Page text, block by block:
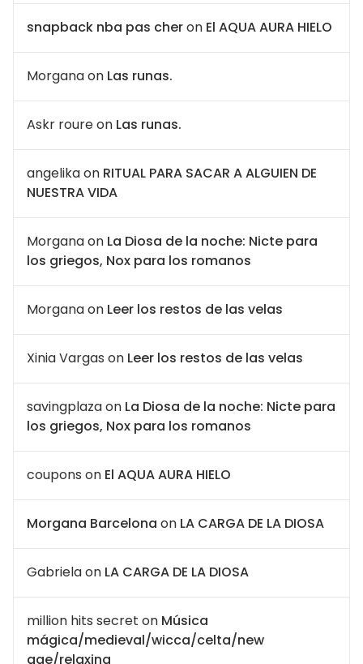
snapback nba pas cheron El AQUA AURA HIELO
Morganaon Las runas.
Askr roureon Las runas.
angelikaon RITUAL PARA SACAR A ALGUIEN DE
NUESTRA VIDA
Morganaon La Diosa de la noche: Nicte para
los griegos, Nox para los romanos
Morganaon Leer los restos de las velas
Xinia Vargas on Leer los restos de las velas
savingplazaon La Diosa de la noche: Nicte para
los griegos, Nox para los romanos
coupons on El AQUA AURA HIELO
Morgana Barcelona on LA CARGA DE LA DIOSA
Gabrielaon LA CARGA DE LA DIOSA
million hits secret on Música
mágica/medieval/wicca/celta/new
age/relaxing